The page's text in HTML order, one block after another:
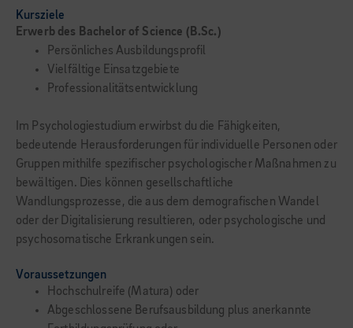
Kursziele
Erwerb des Bachelor of Science (B.Sc.)
Persönliches Ausbildungsprofil
Vielfältige Einsatzgebiete
Professionalitätsentwicklung
Im Psychologiestudium erwirbst du die Fähigkeiten,
bedeutende Herausforderungen für individuelle Personen oder
Gruppen mithil­fe spezifischer psychologischer Maßnahmen zu
bewältigen. Dies können gesellschaftliche
Wandlungsprozesse, die aus dem demogra­fischen Wandel
oder der Digitalisierung resultieren, oder psychologische und
psycho­somatische Erkrankungen sein.
Voraussetzungen
Hochschulreife (Matura) oder
Abgeschlossene Berufsausbildung plus anerkannte